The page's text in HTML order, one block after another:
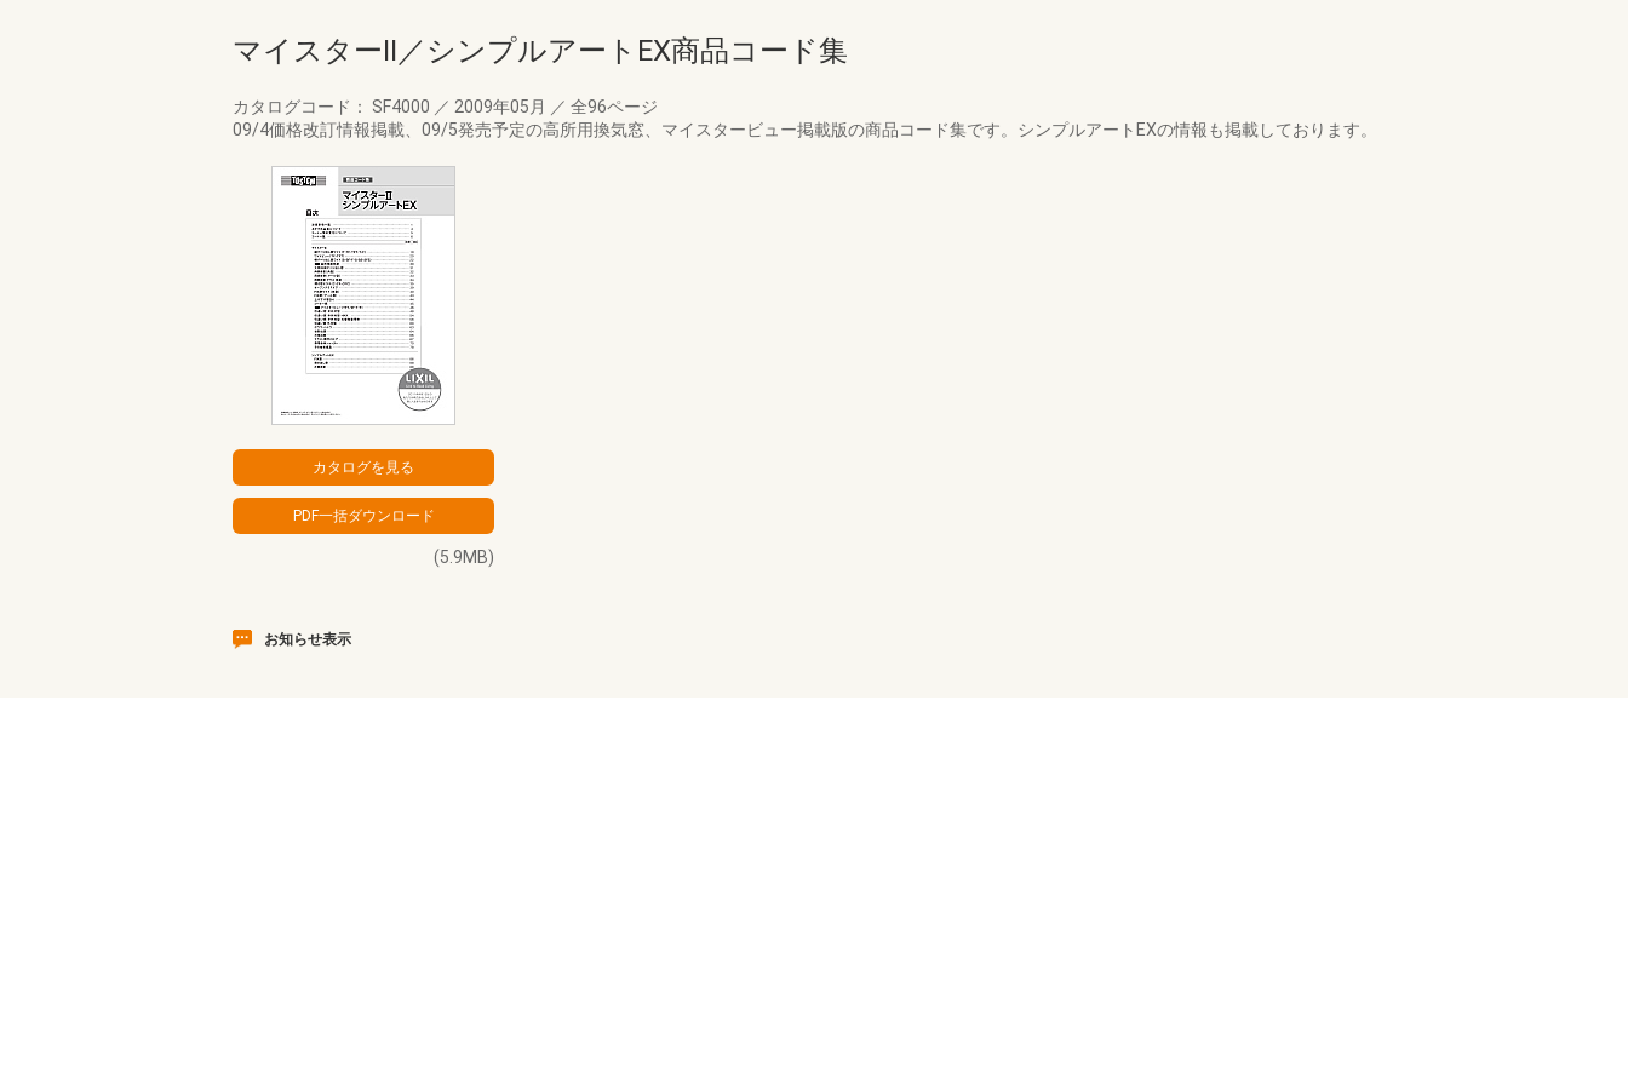
マイスターⅡ／シンプルアートEX商品コード集
カタログコード： SF4000 ／ 2009年05月 ／ 全96ページ
09/4価格改訂情報掲載、09/5発売予定の高所用換気窓、マイスタービュー掲載版の商品コード集です。シンプルアートEXの情報も掲載しております。
(5.9MB)
お知らせ表示